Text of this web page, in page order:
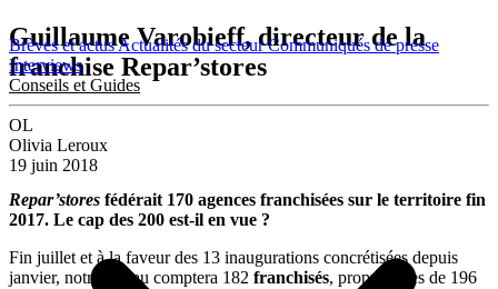
Brèves et actusActualités du secteurCommuniqués de presse
Interviews
Conseils et Guides
Guillaume Varobieff, directeur de la
franchise Repar’stores
OL
Olivia Leroux
19 juin 2018
Repar’stores fédérait 170 agences franchisées sur le territoire fin
2017. Le cap des 200 est-il en vue ?
Fin juillet et à la faveur des 13 inaugurations concrétisées depuis
janvier, notre réseau comptera 182 franchisés, propriétaires de 196